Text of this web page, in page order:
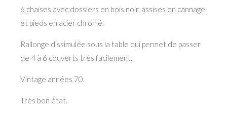
6 chaises avec dossiers en bois noir, assises en cannage
et pieds en acier chromé.
Rallonge dissimulée sous la table qui permet de passer
de 4 à 6 couverts très facilement.
Vintage années 70.
Très bon état.